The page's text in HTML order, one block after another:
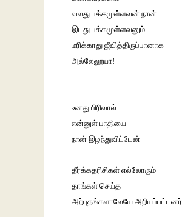
வலது பக்கமுள்ளவன் நான்
இடது பக்கமுள்ளவனும்
மரிக்காது ஜீவித்திருப்பானாக
அல்லேலூயா!
உனது பிரிவால்
என்னுள் பாதியை
நான் இழந்துவிட்டேன்
தீர்க்கதரிசிகள் எல்லோரும்
தாங்கள் செய்த
அற்புதங்களாலேயே அறியப்பட்டனர்